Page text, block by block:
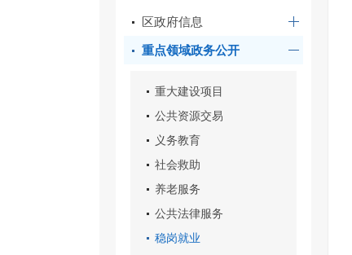
区政府信息
重点领域政务公开
重大建设项目
公共资源交易
义务教育
社会救助
养老服务
公共法律服务
稳岗就业